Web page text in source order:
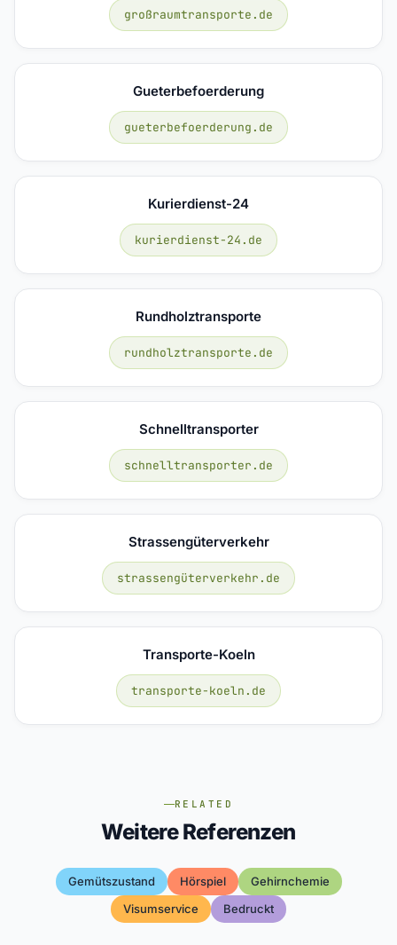
großraumtransporte.de
Gueterbefoerderung
gueterbefoerderung.de
Kurierdienst-24
kurierdienst-24.de
Rundholztransporte
rundholztransporte.de
Schnelltransporter
schnelltransporter.de
Strassengüterverkehr
strassengüterverkehr.de
Transporte-Koeln
transporte-koeln.de
RELATED
Weitere Referenzen
Gemütszustand Hörspiel
Gehirnchemie
Visumservice
Bedruckt